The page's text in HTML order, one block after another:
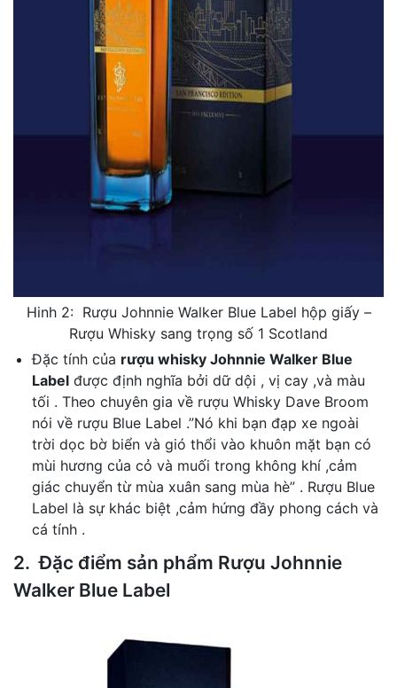
Hinh 2: Rượu Johnnie Walker Blue Label hộp giấy –
Rượu Whisky sang trọng số 1 Scotland
Đặc tính của rượu whisky Johnnie Walker Blue
Labelđược định nghĩa bởi dữ dội , vị cay ,và màu
tối . Theo chuyên gia về rượu Whisky Dave Broom
nói về rượu Blue Label .”Nó khi bạn đạp xe ngoài
trời dọc bờ biển và gió thổi vào khuôn mặt bạn có
mùi hương của cỏ và muối trong không khí ,cảm
giác chuyển từ mùa xuân sang mùa hè” . Rượu Blue
Label là sự khác biệt ,cảm hứng đầy phong cách và
cá tính .
2. Đặc điểm sản phẩm Rượu Johnnie
Walker Blue Label